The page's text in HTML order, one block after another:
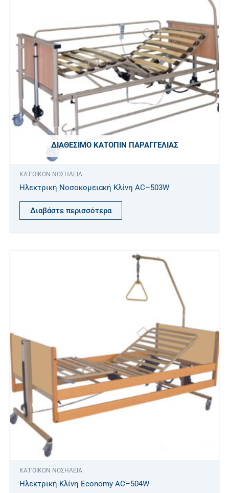
ΔΙΑΘΈΣΙΜΟ ΚΑΤΌΠΙΝ ΠΑΡΑΓΓΕΛΊΑΣ
ΚΑΤ'ΟΙΚΟΝ ΝΟΣΗΛΕΙΑ
Ηλεκτρική Νοσοκομειακή Κλίνη AC–503W
Διαβάστε περισσότερα
ΚΑΤ'ΟΙΚΟΝ ΝΟΣΗΛΕΙΑ
Ηλεκτρική Κλίνη Economy AC–504W